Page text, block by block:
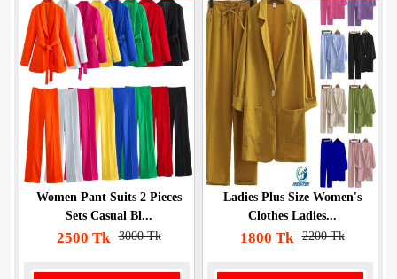
Women Pant Suits 2 Pieces
Sets Casual Bl...
2500 Tk 3000 Tk
Ladies Plus Size Women's
Clothes Ladies...
1800 Tk 2200 Tk